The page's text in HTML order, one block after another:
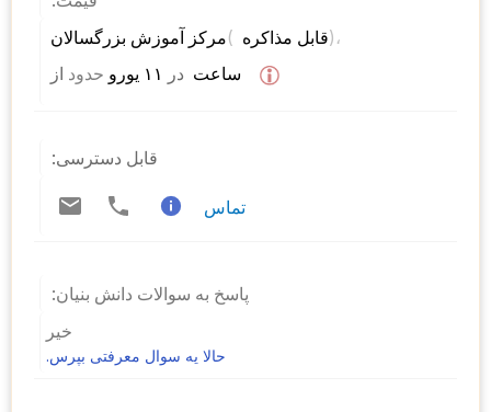
مرکز آموزش بزرگسالان ( قابل مذاکره )،
از حدود در ساعت
قابل دسترسی:
تماس
پاسخ به سوالات دانش بنیان:
خیر
حالا یه سوال معرفتی بپرس.